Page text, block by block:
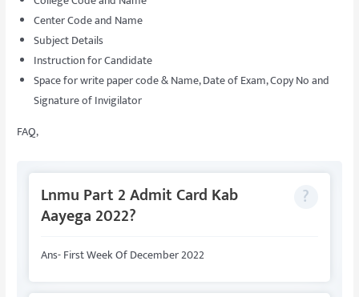
Center Code and Name
Subject Details
Instruction for Candidate
Space for write paper code & Name, Date of Exam, Copy No and
Signature of Invigilator
FAQ,
Lnmu Part 2 Admit Card Kab
Aayega 2022?
Ans- First Week Of December 2022